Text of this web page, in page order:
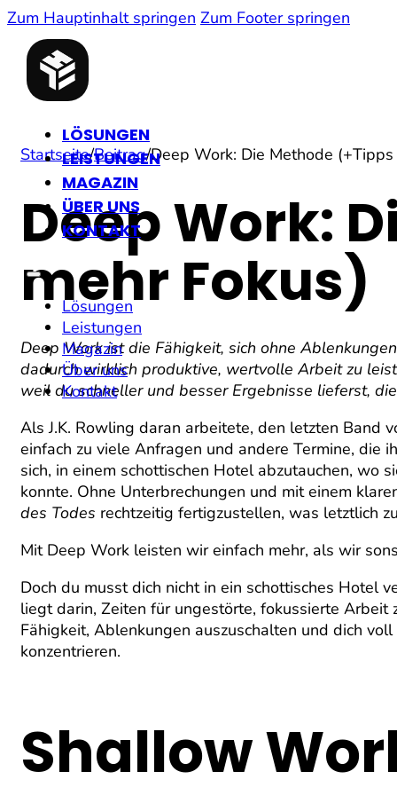
Zum Hauptinhalt springen Zum Footer springen
LÖSUNGEN
LEISTUNGEN
MAGAZIN
ÜBER UNS
KONTAKT
Lösungen
Leistungen
Magazin
Über uns
Kontakt
Startseite/Beitrag/Deep Work: Die Methode
Deep Work:
mehr Fokus)
Deep Work ist die Fähigkeit, sich ohne
dadurch wirklich produktive, wertvolle Arbeit zu
weil du schneller und besser Ergebnisse lieferst,
Als J.K. Rowling daran arbeitete, den letzten Band
einfach zu viele Anfragen und andere Termine, die
sich, in einem schottischen Hotel abzutauchen, wo
konnte. Ohne Unterbrechungen und mit einem
des Todes rechtzeitig fertigzustellen, was letztlich
Mit Deep Work leisten wir einfach mehr, als wir
Doch du musst dich nicht in ein schottisches Hotel
liegt darin, Zeiten für ungestörte, fokussierte
Fähigkeit, Ablenkungen auszuschalten und dich
konzentrieren.
Shallow